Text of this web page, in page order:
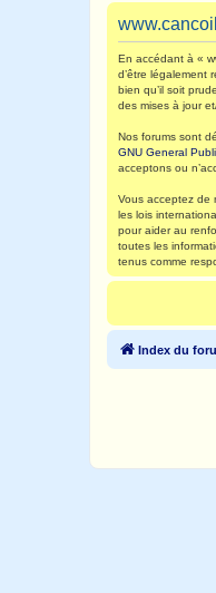
En accédant à «
d’être légalement
bien qu’il soit
des mises à jour
Nos forums sont
GNU General
acceptons ou
Vous acceptez de
les lois
pour aider au
toutes les
tenus comme
Index du